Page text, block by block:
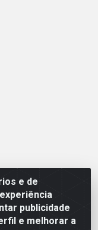
e de
publicidade
e melhorar a
21 Lt 23 A 41, SN -
CEP 72265-210 -